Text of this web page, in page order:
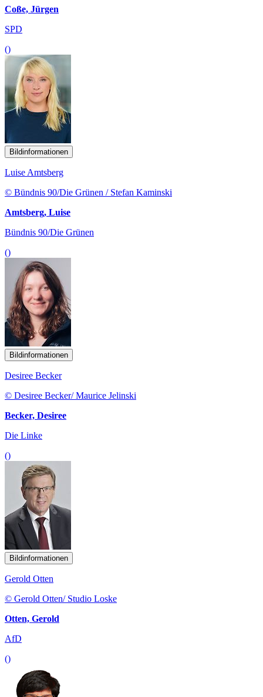
Coße, Jürgen
SPD
()
Bildinformationen
Luise Amtsberg
© Bündnis 90/Die Grünen / Stefan Kaminski
Amtsberg, Luise
Bündnis 90/Die Grünen
()
Bildinformationen
Desiree Becker
© Desiree Becker/ Maurice Jelinski
Becker, Desiree
Die Linke
()
Bildinformationen
Gerold Otten
© Gerold Otten/ Studio Loske
Otten, Gerold
AfD
()